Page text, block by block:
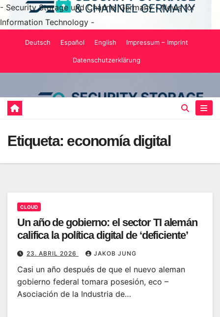
- Security Storage und Channel Germany - News for
Information Technology -
Deutsch Español English Impressum – Imprint
Datenschutzerklärung
Etiqueta: economía digital
CLOUD
Un año de gobierno: el sector TI alemán
califica la política digital de ‘deficiente’
23. ABRIL 2026 JAKOB JUNG
Casi un año después de que el nuevo aleman
gobierno federal tomara posesión, eco –
Asociación de la Industria de…